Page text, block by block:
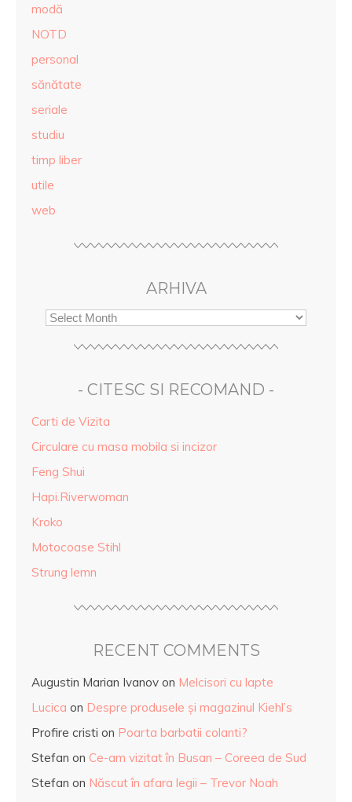
modă
NOTD
personal
sănătate
seriale
studiu
timp liber
utile
web
ARHIVA
- CITESC SI RECOMAND -
Carti de Vizita
Circulare cu masa mobila si incizor
Feng Shui
Hapi.Riverwoman
Kroko
Motocoase Stihl
Strung lemn
RECENT COMMENTS
Augustin Marian Ivanov on Melcisori cu lapte
Lucica on Despre produsele și magazinul Kiehl’s
Profire cristi on Poarta barbatii colanti?
Stefan on Ce-am vizitat în Busan – Coreea de Sud
Stefan on Născut în afara legii – Trevor Noah